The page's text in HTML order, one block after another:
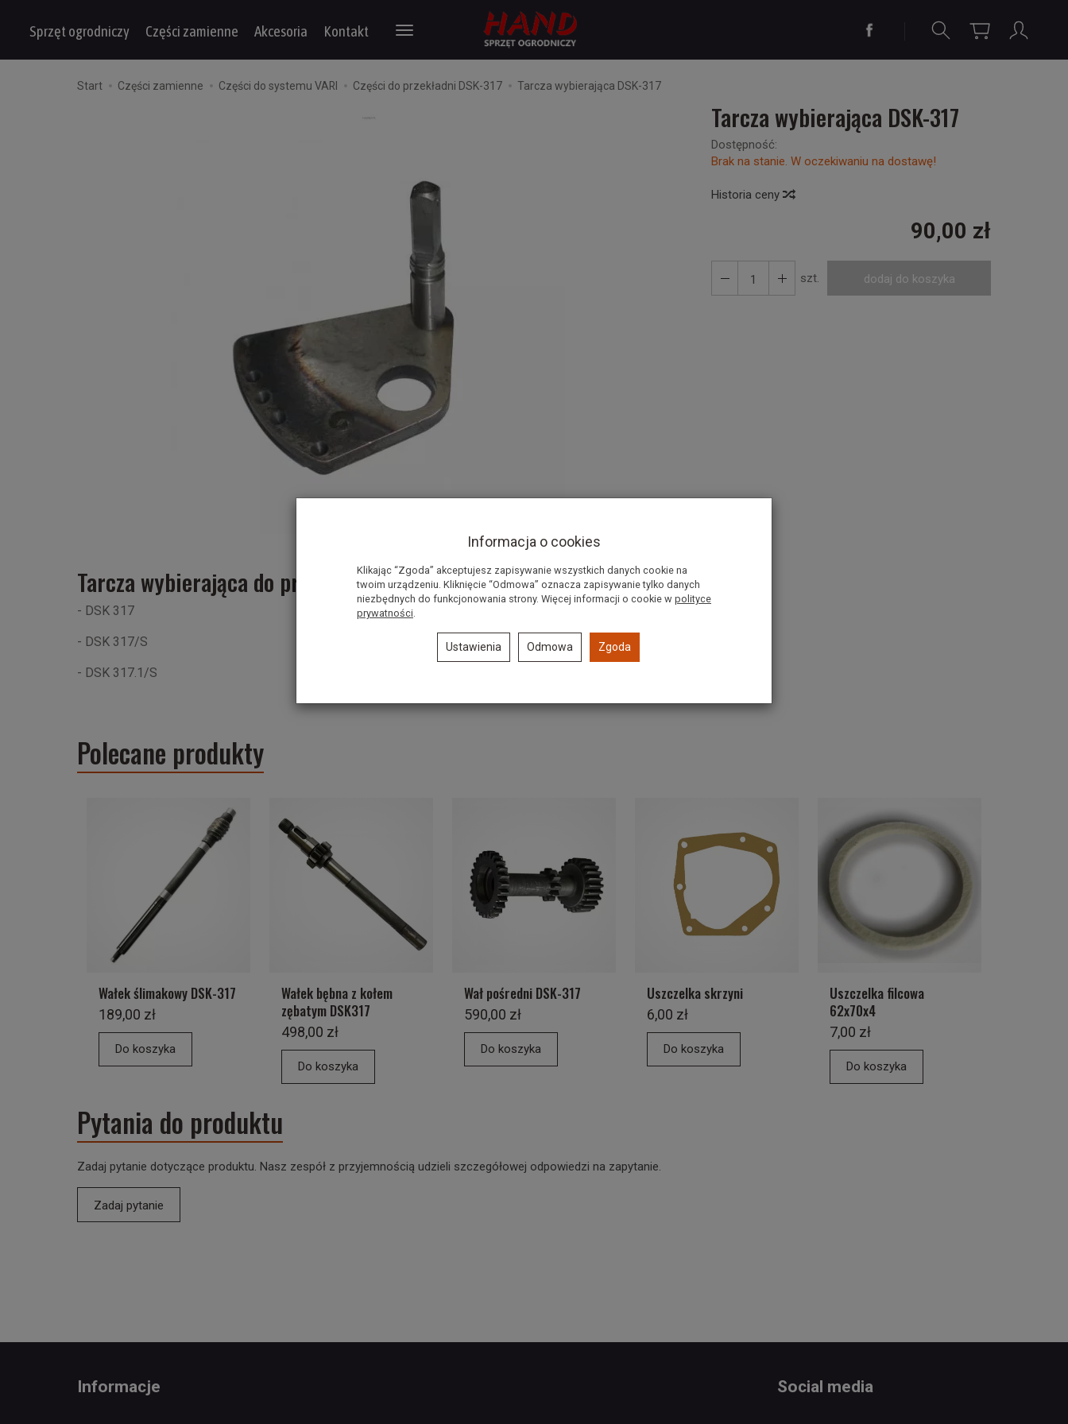
Sprzęt ogrodniczy Części zamienne Akcesoria Kontakt
Start Części zamienne Części do systemu VARI Części do przekładni DSK-317 Tarcza wybierająca DSK-317
Tarcza wybierająca DSK-317
Dostępność:
Brak na stanie. W oczekiwaniu na dostawę!
Historia ceny
90,00 zł
szt. dodaj do koszyka
Tarcza wybierająca do przekładni
- DSK 317
- DSK 317/S
- DSK 317.1/S
Polecane produkty
Wałek ślimakowy DSK-317
189,00 zł
Do koszyka
Wałek bębna z kołem
zębatym DSK317
498,00 zł
Do koszyka
Wał pośredni DSK-317
590,00 zł
Do koszyka
Uszczelka skrzyni
6,00 zł
Do koszyka
Uszczelka filcowa
62x70x4
7,00 zł
Do koszyka
Pytania do produktu
Zadaj pytanie dotyczące produktu. Nasz zespół z przyjemnością udzieli szczegółowej odpowiedzi na zapytanie.
Zadaj pytanie
Informacje Social media
Informacja o cookies
Klikając “Zgoda” akceptujesz zapisywanie wszystkich danych cookie na
twoim urządzeniu. Kliknięcie “Odmowa” oznacza zapisywanie tylko danych
niezbędnych do funkcjonowania strony. Więcej informacji o cookie w polityce
prywatności.
Ustawienia Odmowa Zgoda